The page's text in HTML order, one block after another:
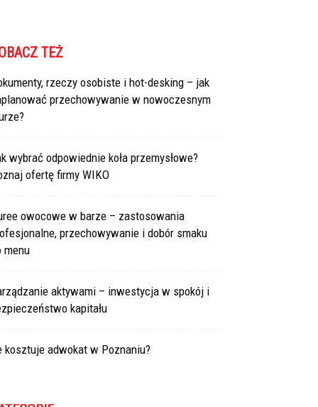
TEŻ
rzeczy osobiste i hot-desking – jak
przechowywanie w nowoczesnym
wybrać odpowiednie koła przemysłowe?
ofertę firmy WIKO
owocowe w barze – zastosowania
przechowywanie i dobór smaku
menu
aktywami – inwestycja w spokój i
kapitału
kosztuje adwokat w Poznaniu?